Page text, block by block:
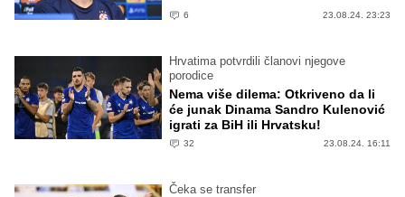
6 23.08.24. 23:23
Hrvatima potvrdili članovi njegove
porodice
Nema više dilema: Otkriveno da li
će junak Dinama Sandro Kulenović
igrati za BiH ili Hrvatsku!
32 23.08.24. 16:11
Čeka se transfer